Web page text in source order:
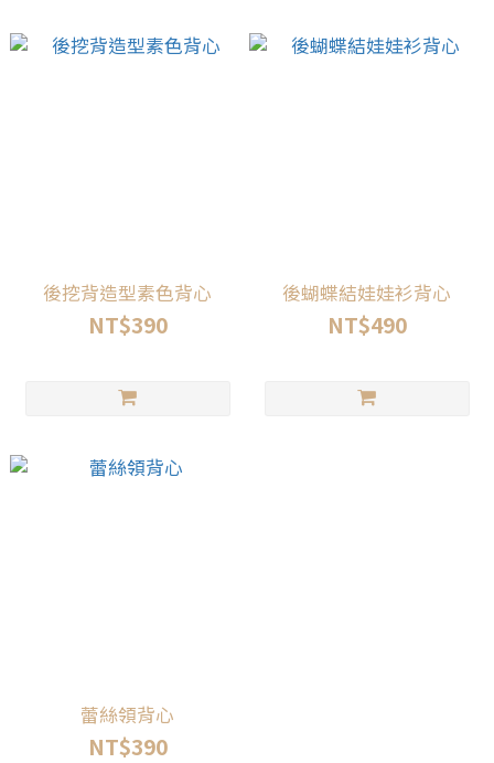
後挖背造型素色背心
NT$390
後蝴蝶結娃娃衫背心
NT$490
蕾絲領背心
NT$390